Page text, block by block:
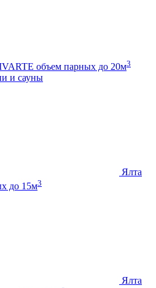
объем парных до 20м3
и сауны
Ялта
до 15м3
Ялта